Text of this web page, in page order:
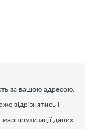
за вашою адресою.
відрізнятись і
даних